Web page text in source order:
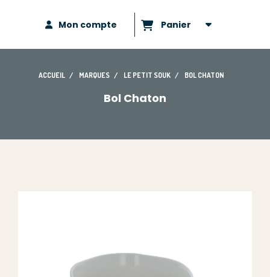
Mon compte Panier
ACCUEIL MARQUES LE PETIT SOUK BOL CHATON
Bol Chaton